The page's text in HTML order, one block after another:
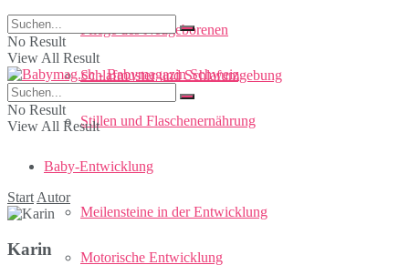
Pflege des Neugeborenen
Schlafmuster und Schlafumgebung
Stillen und Flaschenernährung
Baby-Entwicklung
Meilensteine in der Entwicklung
Motorische Entwicklung
No Result
View All Result
No Result
View All Result
Start Autor
Karin